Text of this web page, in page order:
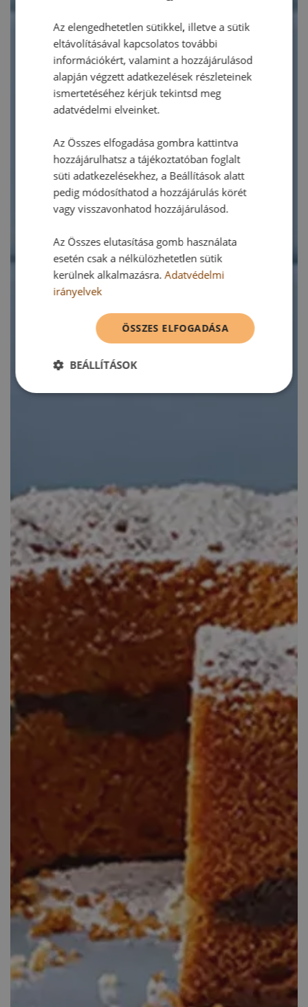
Az elengedhetetlen sütikkel, illetve a sütik
eltávolításával kapcsolatos további
információkért, valamint a hozzájárulásod
alapján végzett adatkezelések részleteinek
ismertetéséhez kérjük tekintsd meg
adatvédelmi elveinket.
Az Összes elfogadása gombra kattintva
hozzájárulhatsz a tájékoztatóban foglalt
süti adatkezelésekhez, a Beállítások alatt
pedig módosíthatod a hozzájárulás körét
vagy visszavonhatod hozzájárulásod.
Az Összes elutasítása gomb használata
esetén csak a nélkülözhetetlen sütik
kerülnek alkalmazásra.Adatvédelmi
irányelvek
ÖSSZES ELFOGADÁSA
BEÁLLÍTÁSOK